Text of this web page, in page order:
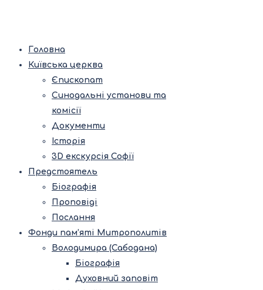
Головна
Київська церква
Єпископат
Синодальні установи та
комісії
Документи
Історія
3D екскурсія Софії
Предстоятель
Біографія
Проповіді
Послання
Фонди пам’яті Митрополитів
Володимира (Сабодана)
Біографія
Духовний заповіт